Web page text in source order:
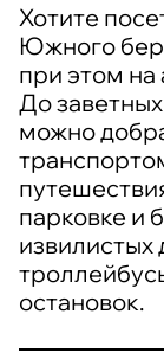
Хотите
Южного
при этом
До
можно
парковке и
извилистых
остановок.